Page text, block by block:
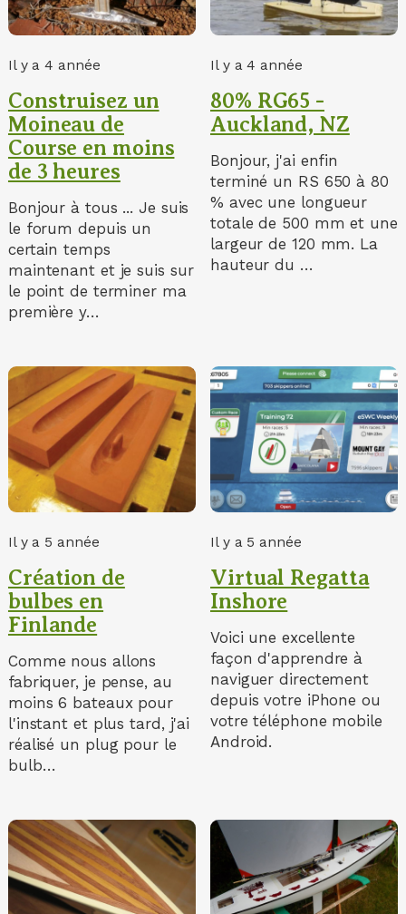
Il y a 4 année
Construisez un
Moineau de
Course en moins
de 3 heures
Bonjour à tous ... Je suis
le forum depuis un
certain temps
maintenant et je suis sur
le point de terminer ma
première y…
Il y a 4 année
80% RG65 -
Auckland, NZ
Bonjour, j'ai enfin
terminé un RS 650 à 80
% avec une longueur
totale de 500 mm et une
largeur de 120 mm. La
hauteur du …
Il y a 5 année
Création de
bulbes en
Finlande
Comme nous allons
fabriquer, je pense, au
moins 6 bateaux pour
l'instant et plus tard, j'ai
réalisé un plug pour le
bulb…
Il y a 5 année
Virtual Regatta
Inshore
Voici une excellente
façon d'apprendre à
naviguer directement
depuis votre iPhone ou
votre téléphone mobile
Android.